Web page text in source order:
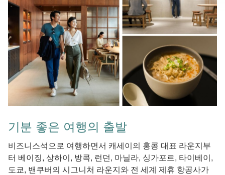
기분 좋은 여행의 출발
비즈니스석으로 여행하면서 캐세이의 홍콩 대표 라운지부
터 베이징, 상하이, 방콕, 런던, 마닐라, 싱가포르, 타이베이,
도쿄, 밴쿠버의 시그니처 라운지와 전 세계 제휴 항공사가